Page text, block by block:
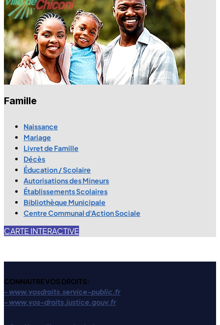
Famille
Naissance
Mariage
Livret de Famille
Décès
Éducation / Scolaire
Autorisations des Mineurs
Établissements Scolaires
Bibliothèque Municipale
Centre Communal d'Action Sociale
CARTE INTERACTIVE
CONNAITRE VOS DROITS:
- www.vosdroits.service-public.fr
- www.vos-droits.justice.gouv.fr